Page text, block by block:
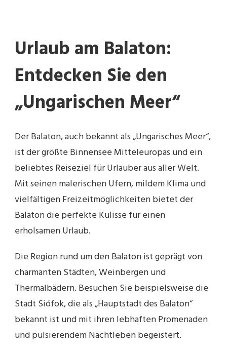
Urlaub am Balaton:
Entdecken Sie den
„Ungarischen Meer“
Der Balaton, auch bekannt als „Ungarisches Meer“,
ist der größte Binnensee Mitteleuropas und ein
beliebtes Reiseziel für Urlauber aus aller Welt.
Mit seinen malerischen Ufern, mildem Klima und
vielfältigen Freizeitmöglichkeiten bietet der
Balaton die perfekte Kulisse für einen
erholsamen Urlaub.
Die Region rund um den Balaton ist geprägt von
charmanten Städten, Weinbergen und
Thermalbädern. Besuchen Sie beispielsweise die
Stadt Siófok, die als „Hauptstadt des Balaton“
bekannt ist und mit ihren lebhaften Promenaden
und pulsierendem Nachtleben begeistert.